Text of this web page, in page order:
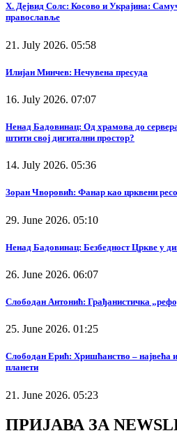
Х. Дејвид Солс: Косово и Украјина:
православље
21. July 2026. 05:58
Илијан Минчев: Нечувена пресуда
16. July 2026. 07:07
Ненад Бадовинац: Од храмова до
штити свој дигитални простор?
14. July 2026. 05:36
Зоран Чворовић: Фанар као црквени
29. June 2026. 05:10
Ненад Бадовинац: Безбедност Цркве у
26. June 2026. 06:07
Слободан Антонић: Грађанистичка
25. June 2026. 01:25
Слободан Ерић: Хришћанство – највећа
планети
21. June 2026. 05:23
ПРИЈАВА ЗА